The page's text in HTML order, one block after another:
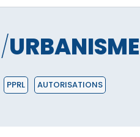
URBANISME
PPRL AUTORISATIONS